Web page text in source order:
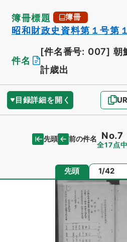
簿冊標題 簿冊
昭和財政史資料第１号第
件名
[件名番号: 007] 朝
計歳出
目録詳細を開く
先頭 前の件名 No.7
全17点中
先頭 ページ